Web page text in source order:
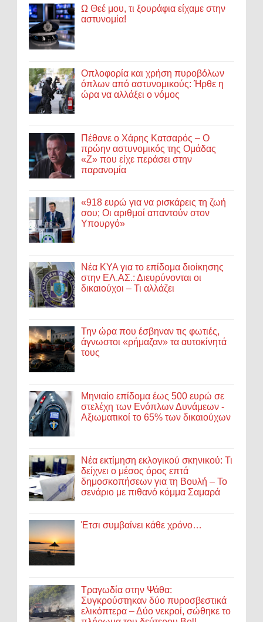
Ω Θεέ μου, τι ξουράφια είχαμε στην
αστυνομία!
Οπλοφορία και χρήση πυροβόλων
όπλων από αστυνομικούς: Ήρθε η
ώρα να αλλάξει ο νόμος
Πέθανε ο Χάρης Κατσαρός – Ο
πρώην αστυνομικός της Ομάδας
«Ζ» που είχε περάσει στην
παρανομία
«918 ευρώ για να ρισκάρεις τη ζωή
σου; Οι αριθμοί απαντούν στον
Υπουργό»
Νέα ΚΥΑ για το επίδομα διοίκησης
στην ΕΛ.ΑΣ.: Διευρύνονται οι
δικαιούχοι – Τι αλλάζει
Την ώρα που έσβηναν τις φωτιές,
άγνωστοι «ρήμαζαν» τα αυτοκίνητά
τους
Μηνιαίο επίδομα έως 500 ευρώ σε
στελέχη των Ενόπλων Δυνάμεων -
Αξιωματικοί το 65% των δικαιούχων
Νέα εκτίμηση εκλογικού σκηνικού: Τι
δείχνει ο μέσος όρος επτά
δημοσκοπήσεων για τη Βουλή – Το
σενάριο με πιθανό κόμμα Σαμαρά
Έτσι συμβαίνει κάθε χρόνο…
Τραγωδία στην Ψάθα:
Συγκρούστηκαν δύο πυροσβεστικά
ελικόπτερα – Δύο νεκροί, σώθηκε το